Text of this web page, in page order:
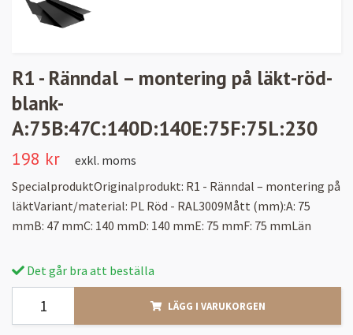
R1 - Ränndal – montering på läkt-röd-
blank-
A:75B:47C:140D:140E:75F:75L:230
198 kr
exkl. moms
SpecialproduktOriginalprodukt: R1 - Ränndal – montering på
läktVariant/material: PL Röd - RAL3009Mått (mm):A: 75
mmB: 47 mmC: 140 mmD: 140 mmE: 75 mmF: 75 mmLän
Det går bra att beställa
LÄGG I VARUKORGEN